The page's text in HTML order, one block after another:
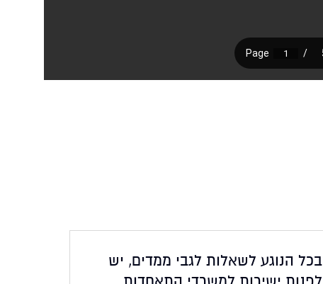
בכל הנוגע לשאלות לגבי ממדים, יש